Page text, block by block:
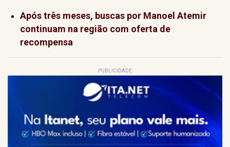
Após três meses, buscas por Manoel Atemir
continuam na região com oferta de
recompensa
PUBLICIDADE